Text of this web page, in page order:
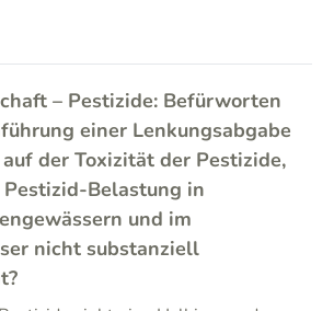
– Pestizide: Befürworten
einer Lenkungsabgabe
der Toxizität der Pestizide,
Belastung in
und im
nicht substanziell